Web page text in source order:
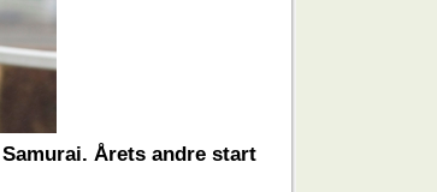
Årets andre start